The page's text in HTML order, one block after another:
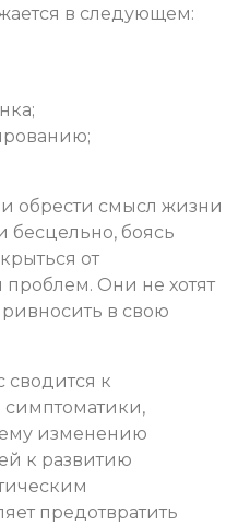
в следующем:
обрести смысл жизни
бесцельно, боясь
от
Они не хотят
в свою
сводится к
изменению
к развитию
предотвратить